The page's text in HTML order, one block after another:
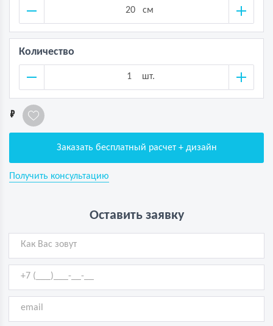
см
Количество
шт.
1
Заказать бесплатный расчет + дизайн
Получить консультацию
Оставить заявку